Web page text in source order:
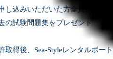
し込みいただいた方全員に＝
の試験問題集をプレゼント
取得後、Sea-Styleレンタルボー